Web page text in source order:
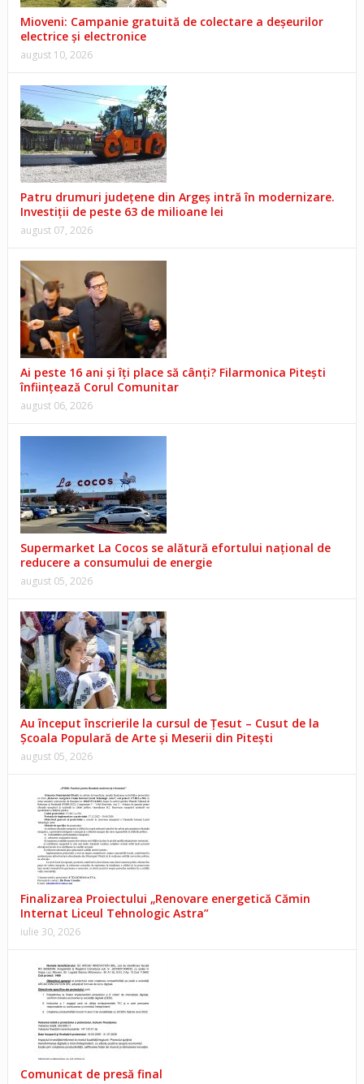
Mioveni: Campanie gratuită de colectare a deșeurilor
electrice și electronice
august 10, 2026
Patru drumuri județene din Argeș intră în modernizare.
Investiții de peste 63 de milioane lei
august 07, 2026
Ai peste 16 ani și îți place să cânți? Filarmonica Pitești
înființează Corul Comunitar
august 06, 2026
Supermarket La Cocos se alătură efortului național de
reducere a consumului de energie
august 05, 2026
Au început înscrierile la cursul de Țesut – Cusut de la
Școala Populară de Arte și Meserii din Pitești
august 05, 2026
Finalizarea Proiectului „Renovare energetică Cămin
Internat Liceul Tehnologic Astra”
iulie 30, 2026
Comunicat de presă final